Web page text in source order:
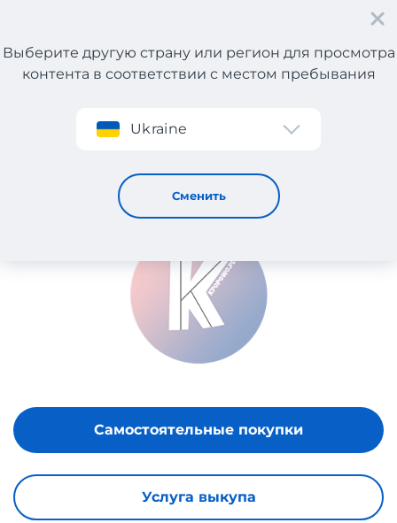
Регистрация
Выберите другую страну или регион для просмотра
контента в соответствии с местом пребывания
Ukraine
Сменить
Kpopowo
Услуга выкупа
Самостоятельные покупки